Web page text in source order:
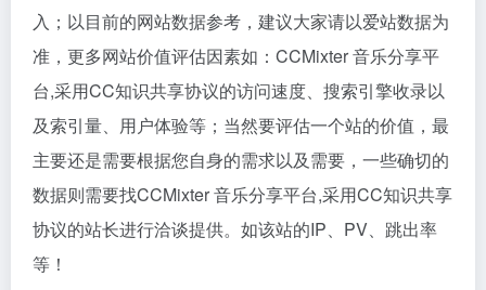
入；以目前的网站数据参考，建议大家请以爱站数据为
准，更多网站价值评估因素如：CCMixter 音乐分享平
台,采用CC知识共享协议的访问速度、搜索引擎收录以
及索引量、用户体验等；当然要评估一个站的价值，最
主要还是需要根据您自身的需求以及需要，一些确切的
数据则需要找CCMixter 音乐分享平台,采用CC知识共享
协议的站长进行洽谈提供。如该站的IP、PV、跳出率
等！